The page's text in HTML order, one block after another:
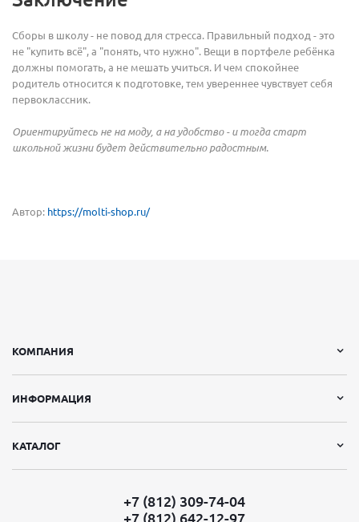
списке можно заменить или приобрести позже.
Сборы в школу - не повод для стресса. Правильный подход - это
не "купить всё", а "понять, что нужно". Вещи в портфеле ребёнка
должны помогать, а не мешать учиться. И чем спокойнее
родитель относится к подготовке, тем увереннее чувствует себя
первоклассник.
Ориентируйтесь не на моду, а на удобство - и тогда старт
школьной жизни будет действительно радостным.
Автор: https://molti-shop.ru/
КОМПАНИЯ
ИНФОРМАЦИЯ
КАТАЛОГ
+7 (812) 309-74-04
+7 (812) 642-12-97